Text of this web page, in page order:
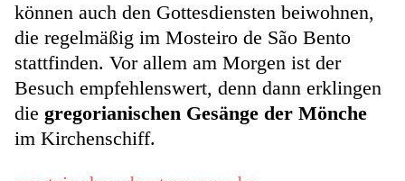
können auch den Gottesdiensten beiwohnen,
die regelmäßig im Mosteiro de São Bento
stattfinden. Vor allem am Morgen ist der
Besuch empfehlenswert, denn dann erklingen
die gregorianischen Gesänge der Mönche
im Kirchenschiff.